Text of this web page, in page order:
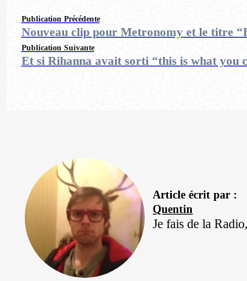
Publication Précédente
Nouveau clip pour Metronomy et le titre
Publication Suivante
Et si Rihanna avait sorti “this is what you
Article écrit par :
Quentin
Je fais de la